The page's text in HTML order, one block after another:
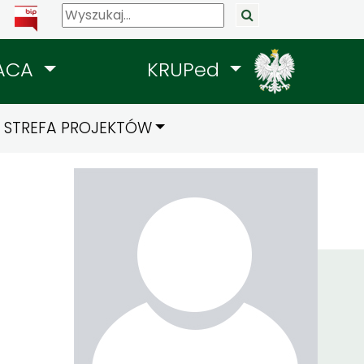
KRUPed
STREFA PROJEKTÓW